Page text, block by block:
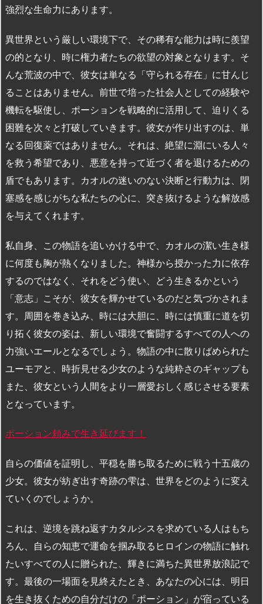
強烈な生命力にあります。
異世界という厳しい環境下で、その稀有な能力は時に羨望
の的となり、時に権力者たちの欲望の対象となります。そ
んな荒波の中で、彼女は単なる「守られる存在」に甘んじ
ることはありません。前世で培った社会人としての経験や
機転を駆使し、ポーションを戦略的に活用して、迫りくる
困難を次々と打破していきます。彼女が作り出すのは、単
なる回復薬ではありません。それは、絶望に淵にいる人々
を救う希望であり、悪意を持って近づく者を退けるための
盾でもあります。カオルの迷いのない決断と行動力は、閉
塞感を感じがちな私たちの心に、突き抜けるような解放感
を与えてくれます。
私自身、この物語を追いかける中で、カオルの潔い生き様
に何度も胸が熱くなりました。神様から授かった力に依存
するのではなく、それをどう使い、どう生きるかという
「意志」こそが、彼女を輝かせているのだと気づかされま
す。周囲を巻き込み、時には大胆に、時には慎重に道を切
り拓く彼女の姿は、新しい環境で奮闘するすべての人への
力強いエールとなるでしょう。物語の中に散りばめられた
ユーモアと、時折見せる少女のような純粋さのギャップも
また、彼女という人間をより一層愛おしく感じさせる要素
となっています。
ポーション頼みで生き延びます！
自らの価値を証明し、平穏を勝ち取るために戦う十五歳の
少女。彼女が紡ぎ出す奇跡の雫は、世界をどのように変え
ていくのでしょうか。
これは、逆境を跳ね返すカタルシスを求めている人はもち
ろん、自らの知恵で運命を掴み取るヒロインの物語に触れ
たいすべての人に贈られた、輝きに満ちた異世界放浪記で
す。最後の一場面を見終えたとき、あなたの心には、明日
を生き抜くための自分だけの「ポーション」が宿っている